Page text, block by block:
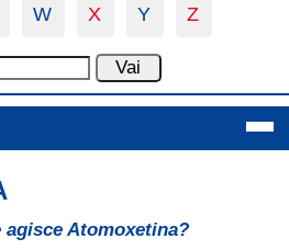
W X Y Z
agisce Atomoxetina?